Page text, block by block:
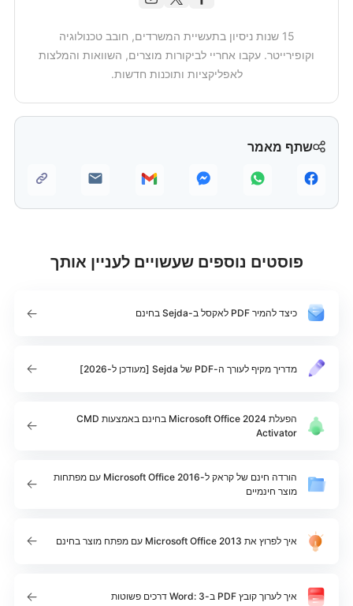
שתף מאמר
15 שנות ניסיון בתעשיית המשרדים, חובב טכנולוגיה
וקופירייטר. עקבו אחריי לביקורות מוצרים, השוואות והמלצות
לאפליקציות ותוכנות חדשות.
פוסטים נוספים שעשויים לעניין אותך
כיצד להמיר PDF לאקסל ב-Sejda בחינם
מדריך מקיף לעורך ה-PDF של Sejda [מעודכן ל-2026]
הפעלת Microsoft Office 2024 בחינם באמצעות CMD
Activator
הורדה חינם של קראק ל-Microsoft Office 2016 עם מפתחות
מוצר חינמיים
איך לפרוץ את Microsoft Office 2013 עם מפתח מוצר בחינם
איך לערוך קובץ PDF ב-Word: 3 דרכים פשוטות